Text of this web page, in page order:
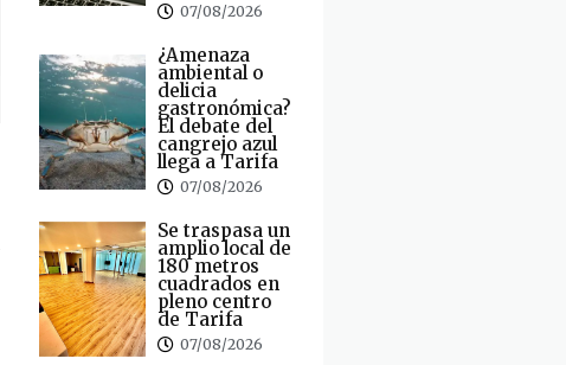
07/08/2026
¿Amenaza
ambiental o
delicia
gastronómica?
El debate del
cangrejo azul
llega a Tarifa
07/08/2026
Se traspasa un
amplio local de
180 metros
cuadrados en
pleno centro
de Tarifa
07/08/2026